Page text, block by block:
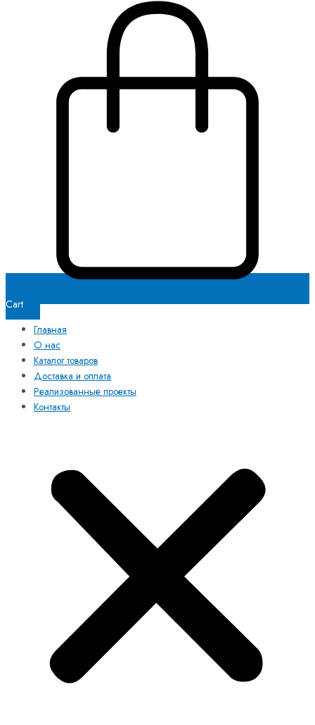
Cart
Главная
О нас
Каталог товаров
Доставка и оплата
Реализованные проекты
Контакты